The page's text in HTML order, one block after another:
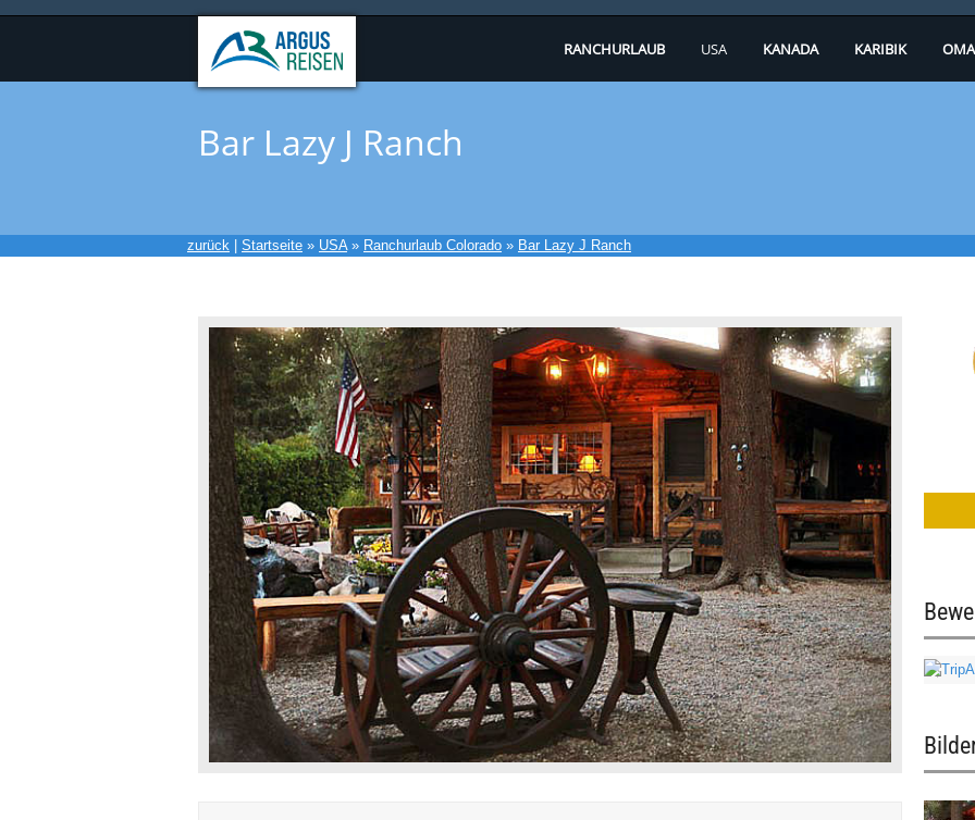
RANCHURLAUB USA KANADA KARIBIK
Bar Lazy J Ranch
zurück Startseite » USA» Ranchurlaub Colorado » Bar Lazy J Ranch